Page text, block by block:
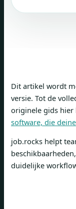
Dit artikel wordt
versie. Tot de
originele gids hier
software, die
job.rocks helpt
duidelijke